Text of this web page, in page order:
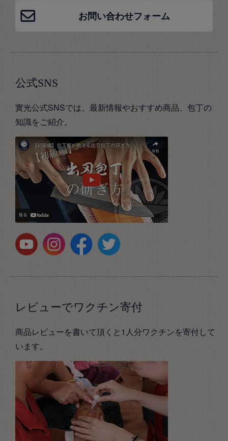
お問い合わせフォーム
公式SNS
實光公式SNSでは、最新情報やおすすめ商品、包丁の
知識をご紹介。
レビューでワクチン寄付
商品レビューを書いて頂くと1人分ワクチンを寄付して
います。